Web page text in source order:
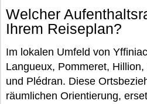
Welcher
Ihrem Reiseplan?
Im lokalen Umfeld von
Langueux, Pommeret,
und Plédran. Diese
räumlichen Orientierung,